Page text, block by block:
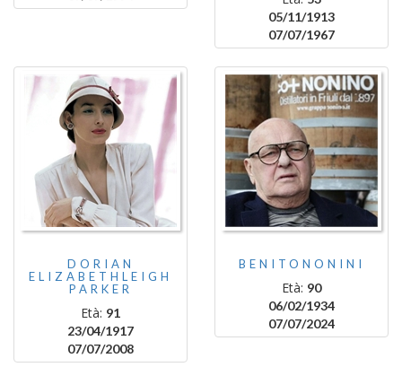
05/11/1913
07/07/1967
DORIAN
ELIZABETHLEIGH
PARKER
Età: 91
23/04/1917
07/07/2008
BENITONONINI
Età: 90
06/02/1934
07/07/2024